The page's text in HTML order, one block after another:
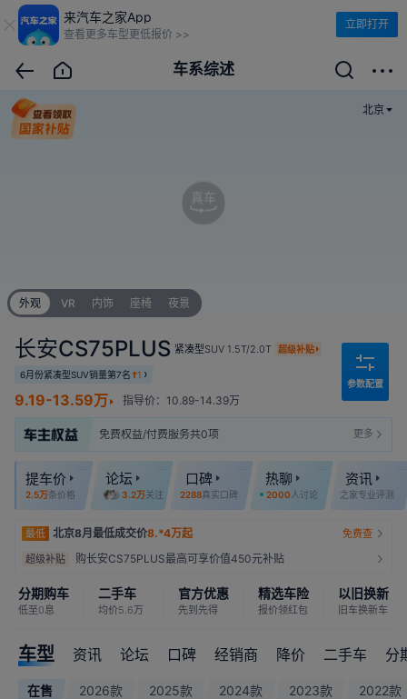
来汽车之家App
查看更多车型更低报价 >>
立即打开
车系综述
北京
真车
外观 VR 内饰 座椅 夜景
长安CS75PLUS 紧凑型SUV 1.5T/2.0T 超级补贴
6月份紧凑型SUV销量第7名 1
9.19-13.59万 指导价：10.89-14.39万
参数配置
免费权益/付费服务共0项 更多
提车价
2.5万条价格
论坛
3.2万关注
口碑
2288真实口碑
热聊
2000 人讨论
资讯
之家专业评测
最低 北京8月最低成交价8.*4万起
免费查
超级补贴
购长安CS75PLUS最高可享价值450元补贴
分期购车
低至0息
二手车
均价5.6万
官方优惠
先到先得
精选车险
报价领红包
以旧换新
旧车换新车
车型 资讯 论坛 口碑 经销商 降价 二手车 分
在售 2026款 2025款 2024款 2023款 2022款